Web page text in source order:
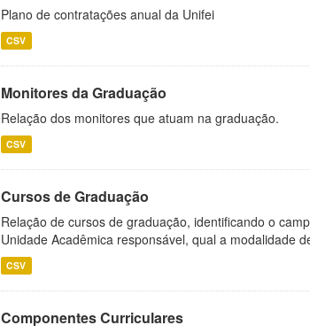
Plano de contratações anual da Unifei
CSV
Monitores da Graduação
Relação dos monitores que atuam na graduação.
CSV
Cursos de Graduação
Relação de cursos de graduação, identificando o
Unidade Acadêmica responsável, qual a modalidade
CSV
Componentes Curriculares